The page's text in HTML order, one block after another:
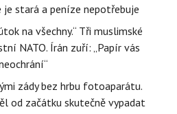
je stará a peníze nepotřebuje
na všechny.“ Tři muslimské
NATO. Írán zuří: „Papír vás
zády bez hrbu fotoaparátu.
od začátku skutečně vypadat